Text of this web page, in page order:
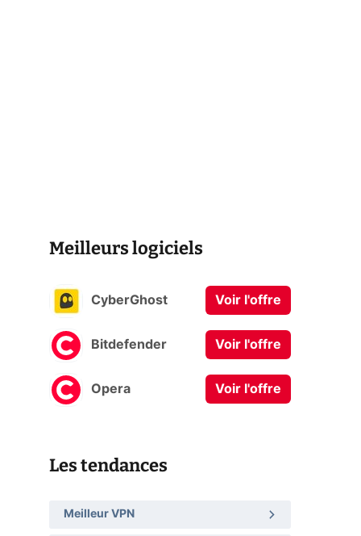
Meilleurs logiciels
CyberGhost Voir l'offre
Bitdefender Voir l'offre
Opera Voir l'offre
Les tendances
Meilleur VPN